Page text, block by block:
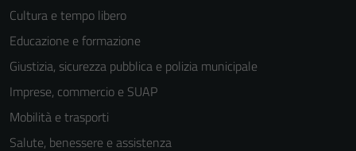
Cultura e tempo libero
Educazione e formazione
Giustizia, sicurezza pubblica e polizia municipale
Imprese, commercio e SUAP
Mobilità e trasporti
Salute, benessere e assistenza
sono necessari